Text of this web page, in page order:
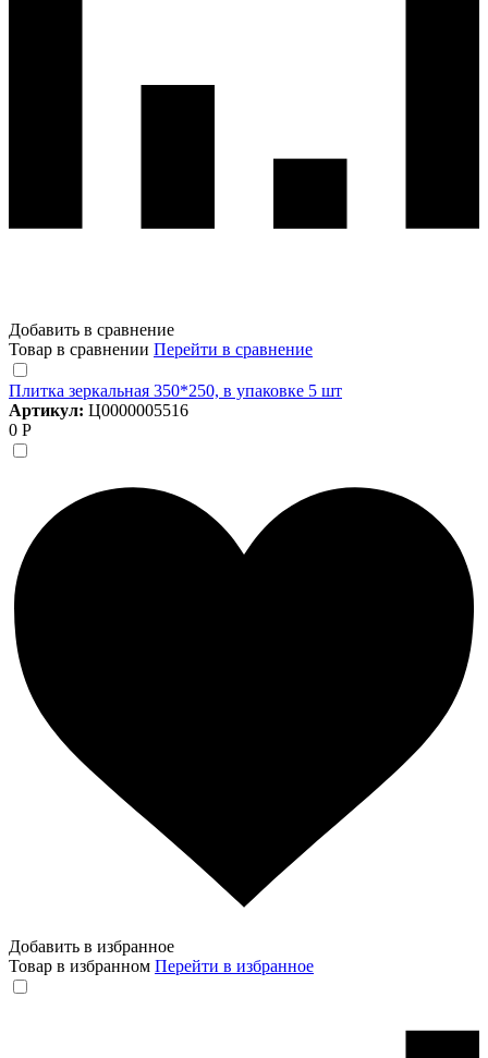
Добавить в сравнение
Товар в сравнении Перейти в сравнение
Плитка зеркальная 350*250, в упаковке 5 шт
Артикул: Ц0000005516
0 Р
Добавить в избранное
Товар в избранном Перейти в избранное